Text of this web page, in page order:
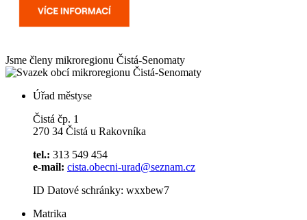
Jsme členy mikroregionu Čistá-Senomaty
Úřad městyse
Čistá čp. 1
270 34 Čistá u Rakovníka
tel.: 313 549 454
e-mail: cista.obecni-urad@seznam.cz
ID Datové schránky: wxxbew7
Matrika